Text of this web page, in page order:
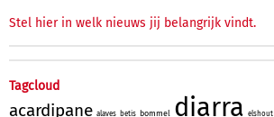
Stel hier in welk nieuws jij belangrijk vindt.
Tagcloud
acardipane alaves betis bommel diarra elshout